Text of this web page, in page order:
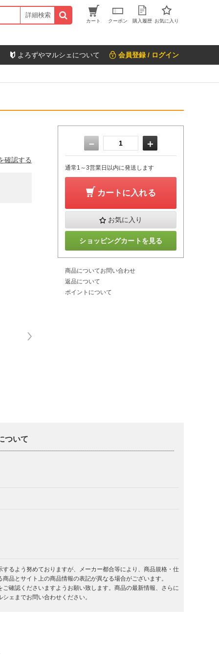
詳細検索
カート クーポン 購入履歴 お気に入り
よろずやマルシェについて 会員登録 / ログイン
確認する
－ ＋
通常1～3営業日以内に発送します
カートに入れる
お気に入り
ショッピングカートを見る
商品についてお問い合わせ
返品について
ポイントについて
ついて
るよう努めておりますが、メーカー都合等により、商品規格・仕
品とサイト上の商品情報の表記が異なる場合がございます。
確認くださいますようお願い致します。商品の最新情報、さらに
ェまでお問い合わせください。